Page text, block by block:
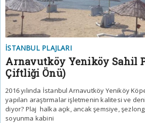
İSTANBUL PLAJLARI
Arnavutköy Yeniköy Sahil
Çiftliği Önü)
2016 yılında İstanbul Arnavutköy Yeniköy
yapılan araştırmalar işletmenin kalitesi ve
diyor? Plaj halka açık, ancak şemsiye,
soyunma kabini